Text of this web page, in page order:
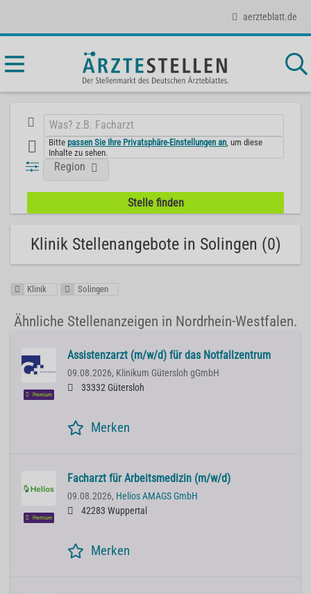
aerzteblatt.de
Bittepassen Sie Ihre Privatsphäre-Einstellungen an , um diese
Inhalte zu sehen.
Region
Klinik Stellenangebote in Solingen (0)
Klinik Solingen
Ähnliche Stellenanzeigen in Nordrhein-Westfalen.
Premium
Assistenzarzt (m/w/d) für das Notfallzentrum
09.08.2026, Klinikum Gütersloh gGmbH
33332 Gütersloh
Merken
Premium
Facharzt für Arbeitsmedizin (m/w/d)
09.08.2026, Helios AMAGS GmbH
42283 Wuppertal
Merken